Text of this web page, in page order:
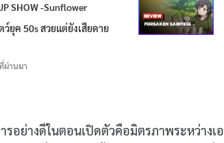
SHOW -Sunflower
ยุค 50s สวยแต่ยังเสียดาย
ผ่านมา
อย่างดีในตอนเปิดตัวคือมิตรภาพระหว่างเ